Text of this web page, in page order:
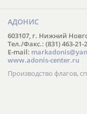
АДОНИС
603107, г. Нижний
Тел./Факс.: (831) 463-21-
E-mail:
www.adonis-center.ru
Производство флагов,